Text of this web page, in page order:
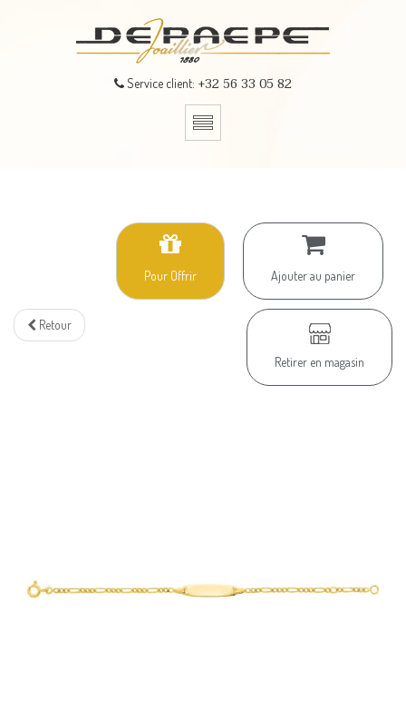
Service client: +32 56 33 05 82
Ajouter au panier
Pour Offrir
Retirer en magasin
Retour